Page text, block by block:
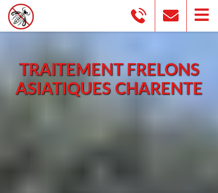
TRAITEMENT FRELONS
ASIATIQUES CHARENTE